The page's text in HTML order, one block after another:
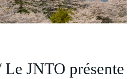
JNTO présente